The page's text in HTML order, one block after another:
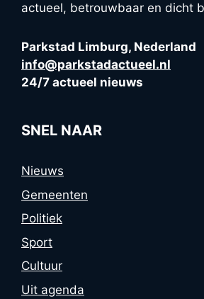
actueel, betrouwbaar en dicht
Parkstad Limburg, Nederland
info@parkstadactueel.nl
24/7 actueel nieuws
SNEL NAAR
Nieuws
Gemeenten
Politiek
Sport
Cultuur
Uit agenda